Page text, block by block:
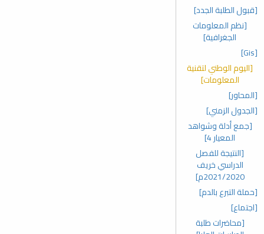
[قبول الطلبة الجدد]
[نظم المعلومات
الجغرافية]
[Gis]
[اليوم الوطني لتقنية
المعلومات]
[المحاور]
[الجدول الزمني]
[جمع أدلة وشواهد
المعيار 4]
[النتيجة للفصل
الدراسي خريف
2021/2020م]
[حملة التبرع بالدم]
[اجتماع]
[محاضرات طلبة